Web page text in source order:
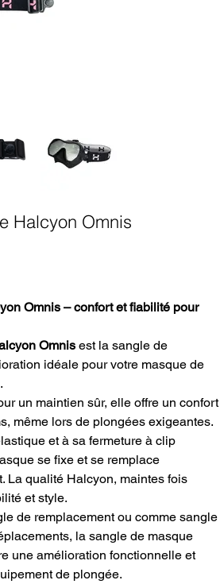
Halcyon Omnis
Omnis – confort et fiabilité pour
Omnis est la sangle de
idéale pour votre masque de
un maintien sûr, elle offre un confort
même lors de plongées exigeantes.
et à sa fermeture à clip
se fixe et se remplace
La qualité Halcyon, maintes fois
et style.
de remplacement ou comme sangle
la sangle de masque
une amélioration fonctionnelle et
de plongée.